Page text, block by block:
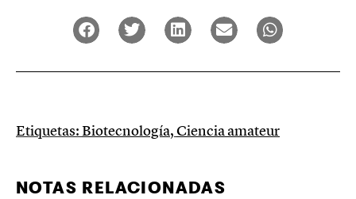
Etiquetas:Biotecnología,Ciencia amateur
NOTAS RELACIONADAS